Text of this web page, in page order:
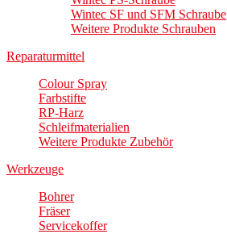
Wintec SF und SFM Schraube
Weitere Produkte Schrauben
Reparaturmittel
Colour Spray
Farbstifte
RP-Harz
Schleifmaterialien
Weitere Produkte Zubehör
Werkzeuge
Bohrer
Fräser
Servicekoffer